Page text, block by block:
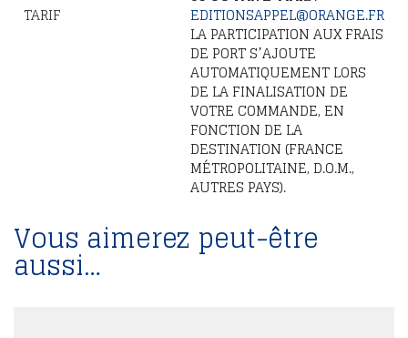
TARIF EDITIONSAPPEL@ORANGE.FR
LA PARTICIPATION AUX FRAIS
DE PORT S’AJOUTE
AUTOMATIQUEMENT LORS
DE LA FINALISATION DE
VOTRE COMMANDE, EN
FONCTION DE LA
DESTINATION (FRANCE
MÉTROPOLITAINE, D.O.M.,
AUTRES PAYS).
Vous aimerez peut-être
aussi…